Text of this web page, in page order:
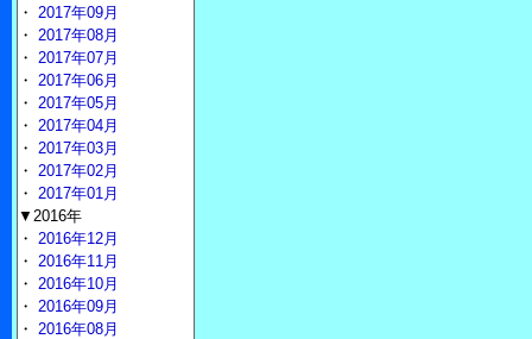
・ 2017年09月
・ 2017年08月
・ 2017年07月
・ 2017年06月
・ 2017年05月
・ 2017年04月
・ 2017年03月
・ 2017年02月
・ 2017年01月
▼2016年
・ 2016年12月
・ 2016年11月
・ 2016年10月
・ 2016年09月
・ 2016年08月